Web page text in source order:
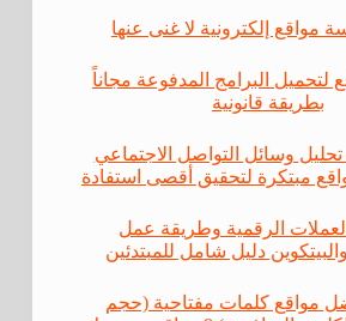
مواقع إلكترونية لا غنى عنها
مواقع لتحميل البرامج المدفوعة مجاناً
بطريقة قانونية
وسائل التواصل الاجتماعي
الرقمية وطريقة عمل
دليل شامل للمبتدئين
مواقع كلمات مفتاحية (حجم